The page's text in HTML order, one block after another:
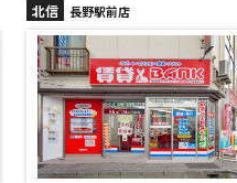
北信 長野稲里店